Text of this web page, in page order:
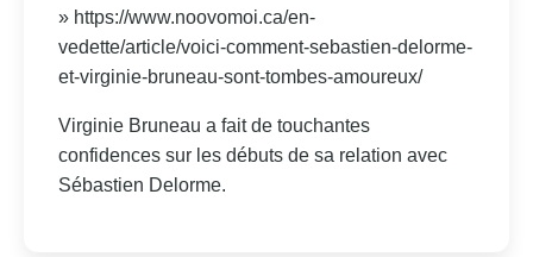
» https://www.noovomoi.ca/en-
vedette/article/voici-comment-sebastien-delorme-
et-virginie-bruneau-sont-tombes-amoureux/
Virginie Bruneau a fait de touchantes
confidences sur les débuts de sa relation avec
Sébastien Delorme.